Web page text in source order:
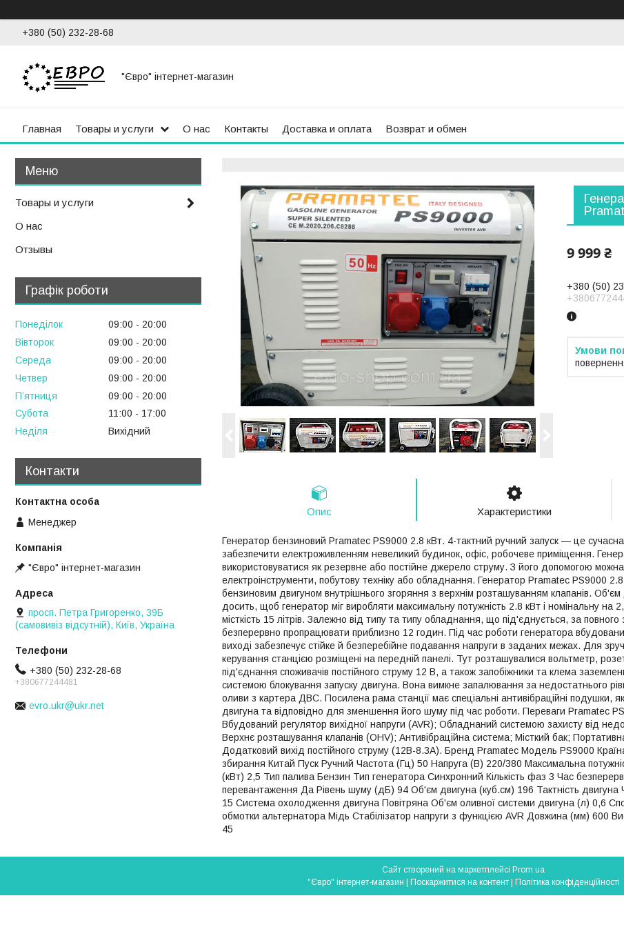
+380 (50) 232-28-68
"Євро" інтернет-магазин
Главная Товары и услуги О нас Контакты Доставка и оплата Возврат и обмен
9 999 ₴
+380 (50)
Опис Характеристики
Генератор бензиновий Pramatec PS9000 2.8 кВт. 4-тактний ручний запуск — це сучасна
забезпечити електроживленням невеликий будинок, офіс, робочеве приміщення.
використовуватися як резервне або постійне джерело струму. З його допомогою можна
електроінструменти, побутову техніку або обладнання. Генератор Pramatec PS9000
бензиновим двигуном внутрішнього згоряння з верхнім розташуванням клапанів.
досить, щоб генератор міг виробляти максимальну потужність 2.8 кВт і номінальну на
місткість 15 літрів. Залежно від типу та типу обладнання, що під'єднується, за
безперервно пропрацювати приблизно 12 годин. Під час роботи генератора
виході забезпечує стійке й безперебійне подавання напруги в заданих межах. Для
керування станцією розміщені на передній панелі. Тут розташувалися вольтметр,
під'єднання споживачів постійного струму 12 В, а також запобіжники та клема
системою блокування запуску двигуна. Вона вимкне запалювання за недостатнього
оливи з картера ДВС. Посилена рама станції має спеціальні антивібраційні подушки,
двигуна та відповідно для зменшення його шуму під час роботи. Переваги Pramatec
Вбудований регулятор вихідної напруги (AVR); Обладнаний системою захисту від
Верхнє розташування клапанів (OHV); Антивібраційна система; Місткий бак;
Додатковий вихід постійного струму (12В-8.3А). Бренд Pramatec Модель PS9000
збирання Китай Пуск Ручний Частота (Гц) 50 Напруга (В) 220/380 Максимальна
(кВт) 2,5 Тип палива Бензин Тип генератора Синхронний Кількість фаз 3 Час
перевантаження Да Рівень шуму (дБ) 94 Об'єм двигуна (куб.см) 196 Тактність
15 Система охолодження двигуна Повітряна Об'єм оливної системи двигуна (л) 0,6
обмотки альтернатора Мідь Стабілізатор напруги з функцією AVR Довжина (мм) 600
45
Товары и услуги
О нас
Отзывы
Графік роботи
Понеділок 09:00
20:00
Вівторок
09:00
20:00
Середа
09:00
20:00
Четвер
09:00
20:00
Пʼятниця
09:00
20:00
Субота
11:00
17:00
Неділя
Вихідний
Контакти
Менеджер
"Євро" інтернет-магазин
просп. Петра Григоренко, 39Б
(самовивіз відсутній), Київ, Україна
+380 (50) 232-28-68
+380677244481
evro.ukr@ukr.net
Сайт створений на маркетплейсі Prom.ua
"Євро" інтернет-магазин | Поскаржитися на контент | Політика конфіденційності